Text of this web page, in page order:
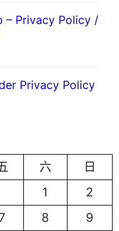
– Privacy Policy /
Privacy Policy
六
日
1
2
8
9